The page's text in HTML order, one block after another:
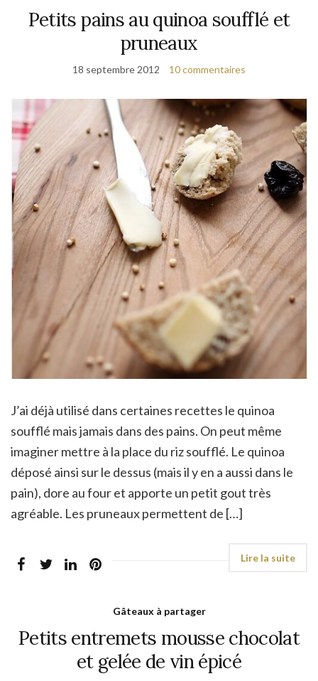
Petits pains au quinoa soufflé et
pruneaux
18 septembre 2012 10 commentaires
J’ai déjà utilisé dans certaines recettes le quinoa
soufflé mais jamais dans des pains. On peut même
imaginer mettre à la place du riz soufflé. Le quinoa
déposé ainsi sur le dessus (mais il y en a aussi dans le
pain), dore au four et apporte un petit gout très
agréable. Les pruneaux permettent de […]
Gâteaux à partager
Petits entremets mousse chocolat
et gelée de vin épicé